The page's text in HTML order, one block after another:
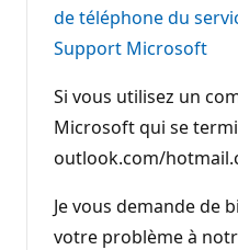
de téléphone du
Support Microsoft
Si vous utilisez un
Microsoft qui se
outlook.com/
Je vous demande de
votre problème à